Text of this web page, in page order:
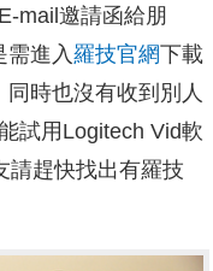
mail邀請函給朋
需進入羅技官網下載
時也沒有收到別人
試用Logitech Vid軟
請趕快找出有羅技